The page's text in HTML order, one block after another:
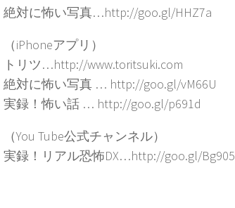
絶対に怖い写真…http://goo.gl/HHZ7a
（iPhoneアプリ）
トリツ…http://www.toritsuki.com
絶対に怖い写真 … http://goo.gl/vM66U
実録！怖い話 … http://goo.gl/p691d
（You Tube公式チャンネル）
実録！リアル恐怖DX…http://goo.gl/Bg905